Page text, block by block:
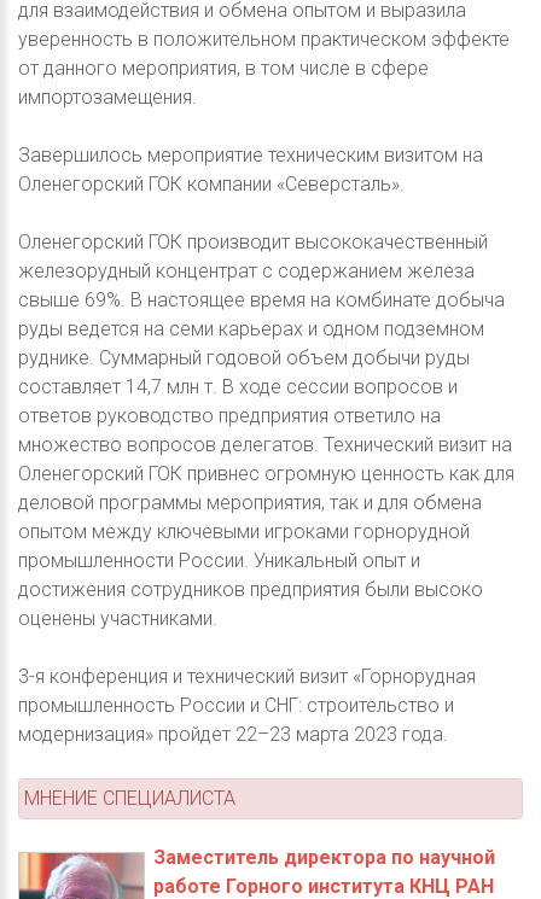
для взаимодействия и обмена опытом и выразила
уверенность в положительном практическом эффекте
от данного мероприятия, в том числе в сфере
импортозамещения.
Завершилось мероприятие техническим визитом на
Оленегорский ГОК компании «Северсталь».
Оленегорский ГОК производит высококачественный
железорудный концентрат с содержанием железа
свыше 69%. В настоящее время на комбинате добыча
руды ведется на семи карьерах и одном подземном
руднике. Суммарный годовой объем добычи руды
составляет 14,7 млн т. В ходе сессии вопросов и
ответов руководство предприятия ответило на
множество вопросов делегатов. Технический визит на
Оленегорский ГОК привнес огромную ценность как для
деловой программы мероприятия, так и для обмена
опытом между ключевыми игроками горнорудной
промышленности России. Уникальный опыт и
достижения сотрудников предприятия были высоко
оценены участниками.
3-я конференция и технический визит «Горнорудная
промышленность России и СНГ: строительство и
модернизация» пройдет 22–23 марта 2023 года.
МНЕНИЕ СПЕЦИАЛИСТА
Заместитель директора по научной
работе Горного института КНЦ РАН